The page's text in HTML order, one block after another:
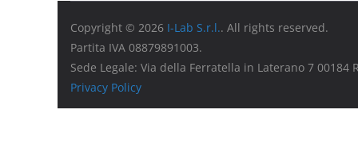
Copyright © 2026 I-Lab S.r.l.. All rights reserved.
Partita IVA 08879891003.
Sede Legale: Via della Ferratella in Laterano 7 00184
Privacy Policy